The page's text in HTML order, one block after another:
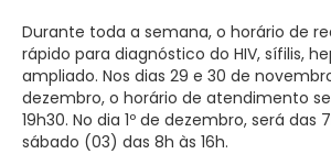
Durante toda a semana, o horário de
rápido para diagnóstico do HIV, sífilis,
ampliado. Nos dias 29 e 30 de
dezembro, o horário de atendimento
19h30. No dia 1º de dezembro, será das
sábado (03) das 8h às 16h.